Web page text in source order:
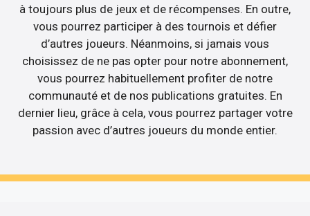
à toujours plus de jeux et de récompenses. En outre,
vous pourrez participer à des tournois et défier
d’autres joueurs. Néanmoins, si jamais vous
choisissez de ne pas opter pour notre abonnement,
vous pourrez habituellement profiter de notre
communauté et de nos publications gratuites. En
dernier lieu, grâce à cela, vous pourrez partager votre
passion avec d’autres joueurs du monde entier.